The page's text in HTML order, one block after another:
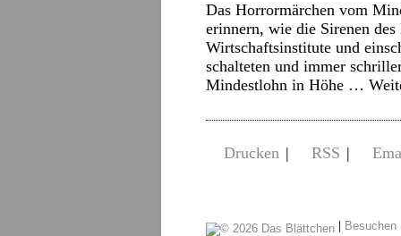
Das Horrormärchen vom
erinnern, wie die Sirenen
Wirtschaftsinstitute und
schalteten und immer
Mindestlohn in Höhe …
Drucken | RSS |
|